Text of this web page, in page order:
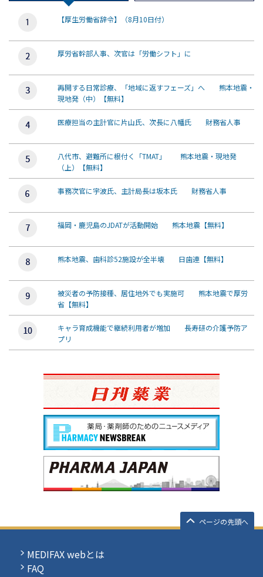
【厚生労働省辞令】（8月10日付）
厚労省幹部人事、次官は「労働シフト」に
再開する日常診療、「地域に返すフェーズ」へ 熊本地震・
現地発（中）【無料】
医療担当の主計官に片山氏、次長に八幡氏 財務省人事
八代市、避難所に根付く「TMAT」 熊本地震・現地発
（上）【無料】
事務次官に宇波氏、主計局長は坂本氏 財務省人事
福岡・鹿児島のJDATが活動開始 熊本地震【無料】
熊本地震、歯科診52施設が全半壊 日歯連【無料】
被災者の予防接種、居住地外でも実施可 熊本地震で厚労
省【無料】
キャラ育成機能で継続利用者が増加 長寿研の介護予防ア
プリ
ページの先頭へ
MEDIFAX webとは
FAQ